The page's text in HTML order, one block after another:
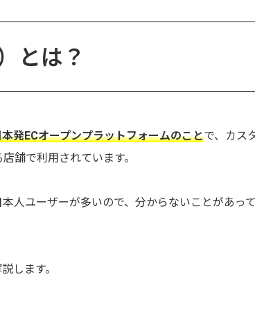
とは？
発ECオープンプラットフォームのことで、カス
舗で利用されています。
人ユーザーが多いので、分からないことがあっ
します。